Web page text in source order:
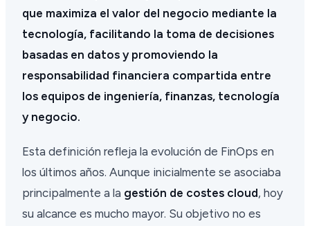
que maximiza el valor del negocio mediante la
tecnología, facilitando la toma de decisiones
basadas en datos y promoviendo la
responsabilidad financiera compartida entre
los equipos de ingeniería, finanzas, tecnología
y negocio.
Esta definición refleja la evolución de FinOps en
los últimos años. Aunque inicialmente se asociaba
principalmente a la gestión de costes cloud, hoy
su alcance es mucho mayor. Su objetivo no es